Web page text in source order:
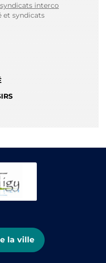
interco
syndicats
la ville